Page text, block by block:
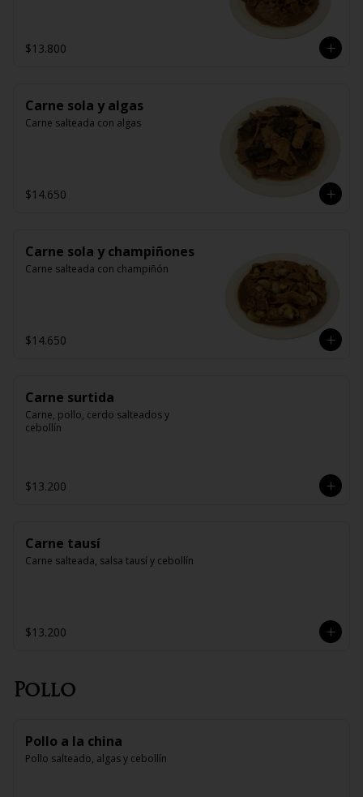
$13.800
Carne sola y algas
Carne salteada con algas
$14.650
Carne sola y champiñones
Carne salteada con champiñón
$14.650
Carne surtida
Carne, pollo, cerdo salteados y
cebollín
$13.200
Carne tausí
Carne salteada, salsa tausí y cebollín
$13.200
Pollo
Pollo a la china
Pollo salteado, algas y cebollín